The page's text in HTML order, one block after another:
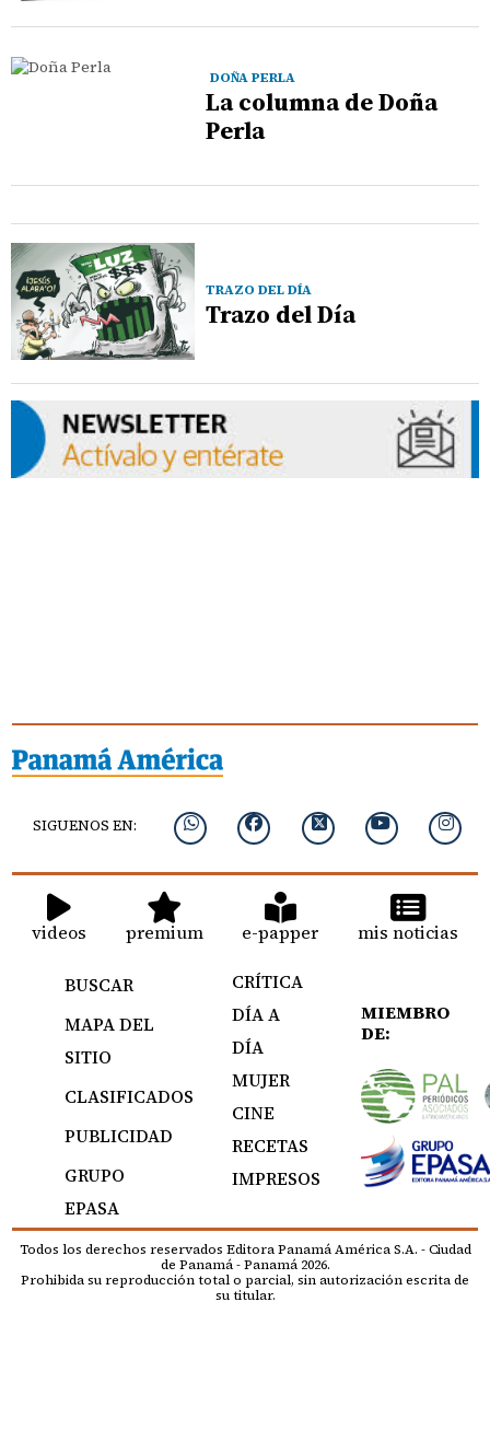
DOÑA PERLA
La columna de Doña
Perla
TRAZO DEL DÍA
Trazo del Día
SIGUENOS EN:
videos premium e-papper mis noticias
BUSCAR
MAPA DEL
SITIO
CLASIFICADOS
PUBLICIDAD
GRUPO
EPASA
CRÍTICA
DÍA A
DÍA
MUJER
CINE
RECETAS
IMPRESOS
MIEMBRO
DE:
Todos los derechos reservados Editora Panamá América S.A. - Ciudad
de Panamá - Panamá 2026.
Prohibida su reproducción total o parcial, sin autorización escrita de
su titular.